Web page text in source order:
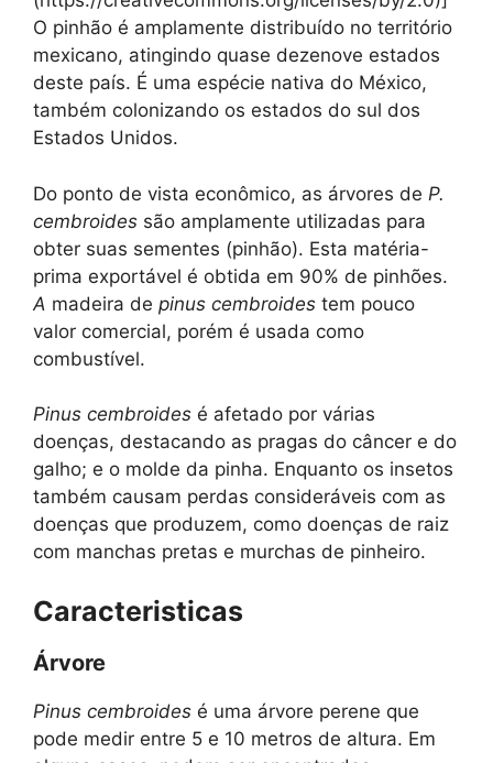
O pinhão é amplamente distribuído no território
mexicano, atingindo quase dezenove estados
deste país. É uma espécie nativa do México,
também colonizando os estados do sul dos
Estados Unidos.
Do ponto de vista econômico, as árvores de P.
cembroides são amplamente utilizadas para
obter suas sementes (pinhão). Esta matéria-
prima exportável é obtida em 90% de pinhões.
A madeira de pinus cembroides tem pouco
valor comercial, porém é usada como
combustível.
Pinus cembroides é afetado por várias
doenças, destacando as pragas do câncer e do
galho; e o molde da pinha. Enquanto os insetos
também causam perdas consideráveis ​​com as
doenças que produzem, como doenças de raiz
com manchas pretas e murchas de pinheiro.
Caracteristicas
Árvore
Pinus cembroides é uma árvore perene que
pode medir entre 5 e 10 metros de altura. Em